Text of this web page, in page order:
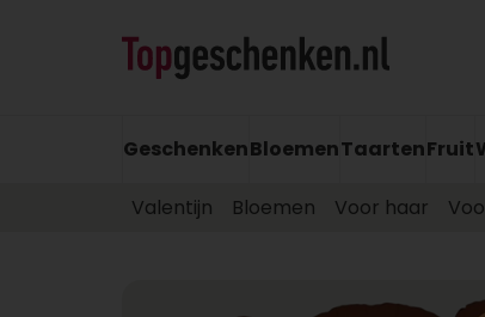
GeschenkenBloemenTaartenFruit
Valentijn Bloemen Voor haar